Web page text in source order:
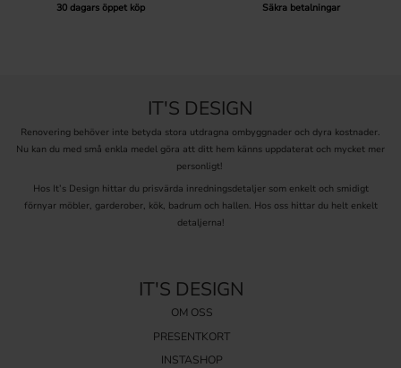
30 dagars öppet köp Säkra betalningar
IT'S DESIGN
Renovering behöver inte betyda stora utdragna ombyggnader och dyra kostnader.
Nu kan du med små enkla medel göra att ditt hem känns uppdaterat och mycket mer
personligt!
Hos It’s Design hittar du prisvärda inredningsdetaljer som enkelt och smidigt
förnyar möbler, garderober, kök, badrum och hallen. Hos oss hittar du helt enkelt
detaljerna!
IT'S DESIGN
OM OSS
PRESENTKORT
INSTASHOP